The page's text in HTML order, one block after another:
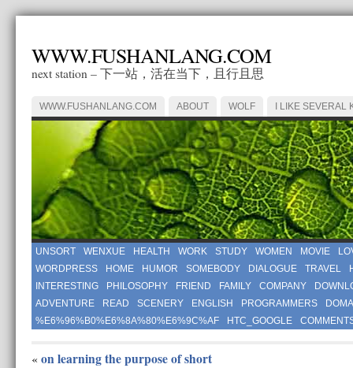
WWW.FUSHANLANG.COM
next station – 下一站，活在当下，且行且思
WWW.FUSHANLANG.COM ABOUT WOLF I LIKE SEVERAL
UNSORT WENXUE HEALTH WORK STUDY WOMEN MOVIE
WORDPRESS
HOME HUMOR SOMEBODY DIALOGUE TRAVEL
INTERESTING
PHILOSOPHY FRIEND FAMILY COMPANY
ADVENTURE
READ SCENERY ENGLISH PROGRAMMERS
%E6%96%B0%E6%8A%80%E6%9C%AF
HTC_GOOGLE
« on learning the purpose of short